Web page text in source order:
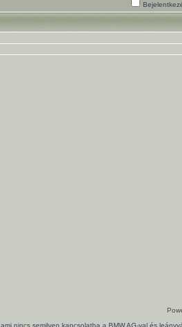
nincs semilyen kapcsolatba a BMW AG-val és